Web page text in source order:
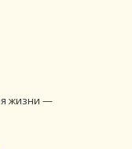
жизни —